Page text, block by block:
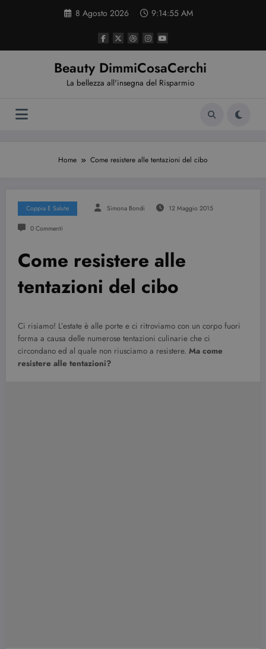
8 Agosto 2026 9:14:56 AM
Beauty DimmiCosaCerchi
La bellezza all'insegna del Risparmio
Home Come resistere alle tentazioni del cibo
Coppia E Salute Simona Bondi 12 Maggio 2015
0 Commenti
Come resistere alle
tentazioni del cibo
Ci risiamo! L’estate è alle porte e ci ritroviamo con un corpo fuori
forma a causa delle numerose tentazioni culinarie che ci
circondano ed al quale non riusciamo a resistere. Ma come
resistere alle tentazioni?